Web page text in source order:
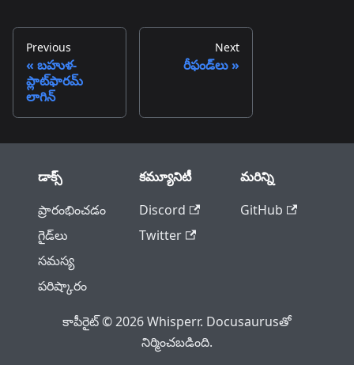
Previous
బహుళ-
ప్లాట్‌ఫారమ్
లాగిన్
Next
రీఫండ్‌లు
డాక్స్
ప్రారంభించడం
గైడ్‌లు
సమస్య
పరిష్కారం
కమ్యూనిటీ
Discord
Twitter
మరిన్ని
GitHub
కాపీరైట్ © 2026 Whisperr. Docusaurusతో
నిర్మించబడింది.